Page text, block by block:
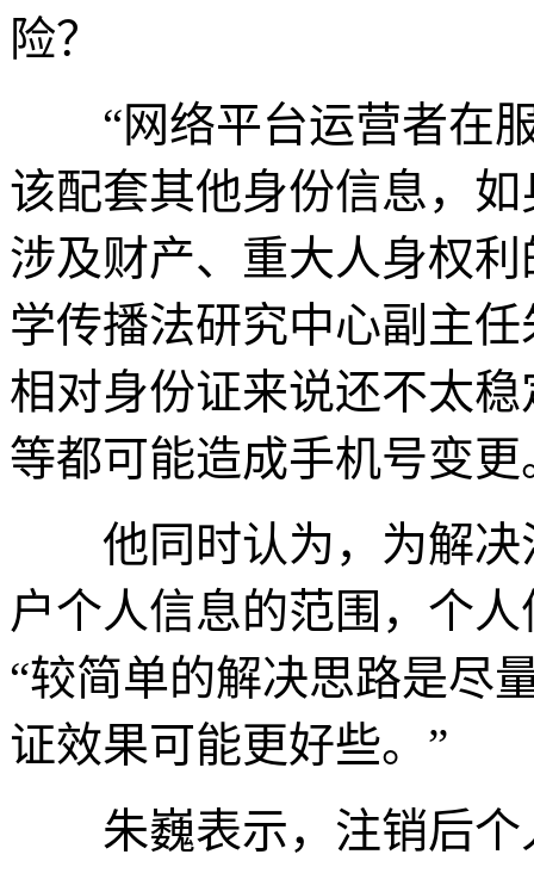
险？
“网络平台运营者在服
该配套其他身份信息，
涉及财产、重大人身权
学传播法研究中心副主
相对身份证来说还不太
等都可能造成手机号变更
他同时认为，为解决
户个人信息的范围，个
“较简单的解决思路是尽
证效果可能更好些。”
朱巍表示，注销后个